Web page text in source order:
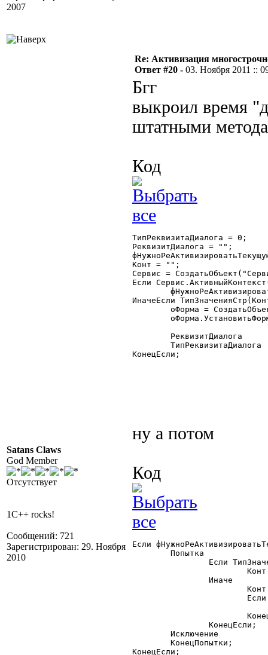
2007
Satans Claws
God Member
Отсутствует
1C++ rocks!
Сообщений: 721
Зарегистрирован: 29. Ноября
2010
Re: Активизация
Ответ #20 - 03. Ноября 2011 ::
Бгг
выкроил время
штатными
Код
ТипРеквизитаДиалога = 0;
РеквизитДиалога = "";
Конт = "";
Сервис =
Если
ИначеЕсли
КонецЕсли;
ну а потом
Код
Если
КонецЕсли;